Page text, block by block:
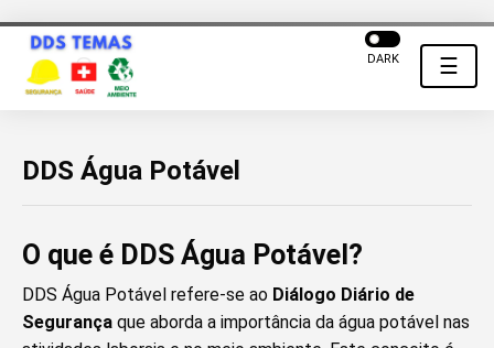
☰
DARK
DDS Água Potável
O que é DDS Água Potável?
DDS Água Potável refere-se ao Diálogo Diário de
Segurança que aborda a importância da água potável nas